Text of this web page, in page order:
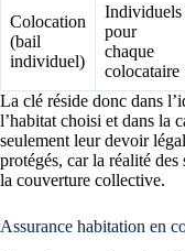
Colocation
(bail
individuel)
Individuels
pour
chaque
colocataire
La clé réside donc dans
l’habitat choisi et dans la
seulement leur devoir
protégés, car la réalité
la couverture collective.
Assurance habitation en